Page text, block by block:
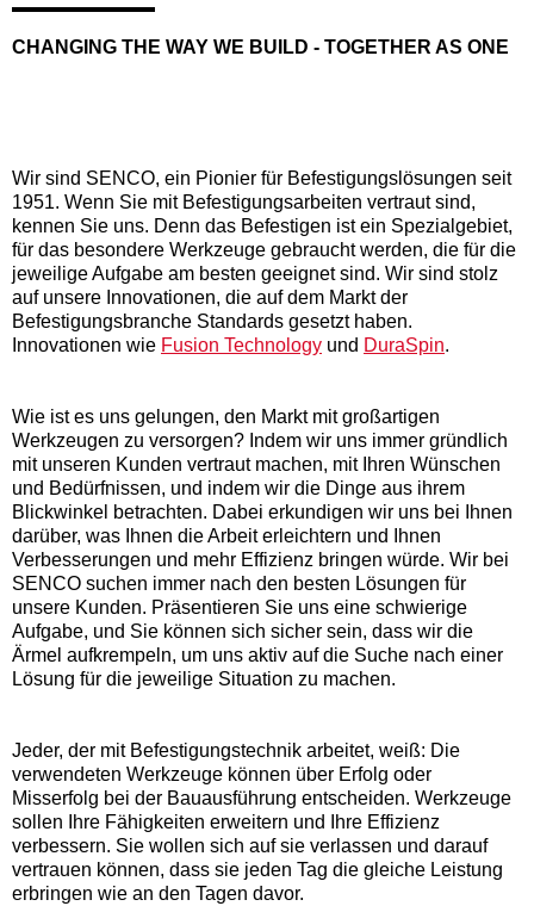
CHANGING THE WAY WE BUILD - TOGETHER AS ONE
Wir sind SENCO, ein Pionier für Befestigungslösungen seit
1951. Wenn Sie mit Befestigungsarbeiten vertraut sind,
kennen Sie uns. Denn das Befestigen ist ein Spezialgebiet,
für das besondere Werkzeuge gebraucht werden, die für die
jeweilige Aufgabe am besten geeignet sind. Wir sind stolz
auf unsere Innovationen, die auf dem Markt der
Befestigungsbranche Standards gesetzt haben.
Innovationen wie Fusion Technology und DuraSpin.
Wie ist es uns gelungen, den Markt mit großartigen
Werkzeugen zu versorgen? Indem wir uns immer gründlich
mit unseren Kunden vertraut machen, mit Ihren Wünschen
und Bedürfnissen, und indem wir die Dinge aus ihrem
Blickwinkel betrachten. Dabei erkundigen wir uns bei Ihnen
darüber, was Ihnen die Arbeit erleichtern und Ihnen
Verbesserungen und mehr Effizienz bringen würde. Wir bei
SENCO suchen immer nach den besten Lösungen für
unsere Kunden. Präsentieren Sie uns eine schwierige
Aufgabe, und Sie können sich sicher sein, dass wir die
Ärmel aufkrempeln, um uns aktiv auf die Suche nach einer
Lösung für die jeweilige Situation zu machen.
Jeder, der mit Befestigungstechnik arbeitet, weiß: Die
verwendeten Werkzeuge können über Erfolg oder
Misserfolg bei der Bauausführung entscheiden. Werkzeuge
sollen Ihre Fähigkeiten erweitern und Ihre Effizienz
verbessern. Sie wollen sich auf sie verlassen und darauf
vertrauen können, dass sie jeden Tag die gleiche Leistung
erbringen wie an den Tagen davor.